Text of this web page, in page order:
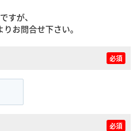
すが、
お問合せ下さい。
必須
必須